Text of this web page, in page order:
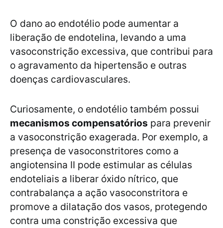
O dano ao endotélio pode aumentar a
liberação de endotelina, levando a uma
vasoconstrição excessiva, que contribui para
o agravamento da hipertensão e outras
doenças cardiovasculares.
Curiosamente, o endotélio também possui
mecanismos compensatórios para prevenir
a vasoconstrição exagerada. Por exemplo, a
presença de vasoconstritores como a
angiotensina II pode estimular as células
endoteliais a liberar óxido nítrico, que
contrabalança a ação vasoconstritora e
promove a dilatação dos vasos, protegendo
contra uma constrição excessiva que